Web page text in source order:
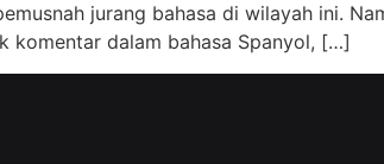
jurang bahasa di wilayah ini.
komentar dalam bahasa Spanyol, […]